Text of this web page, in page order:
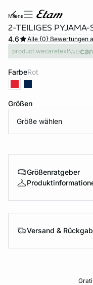
milena
2-TEILIGES
4.6
Alle {0} Bewertungen
product.wecaretext
Farbe rot
Größen
Größe wählen
Größenratgeber
Versand &